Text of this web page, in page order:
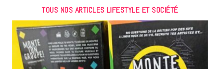
TOUS NOS ARTICLES LIFESTYLE ET SOCIÉTÉ